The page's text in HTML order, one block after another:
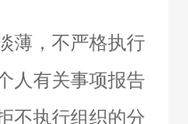
，不严格执行
人有关事项报告
不执行组织的分